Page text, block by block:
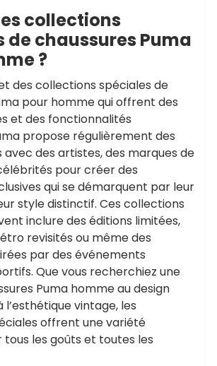
collections
de chaussures Puma
?
des collections spéciales de
pour homme qui offrent des
et des fonctionnalités
propose régulièrement des
des artistes, des marques de
pour créer des
qui se démarquent par leur
style distinctif. Ces collections
inclure des éditions limitées,
revisités ou même des
par des événements
Que vous recherchiez une
Puma homme au design
l’esthétique vintage, les
offrent une variété
tous les goûts et toutes les